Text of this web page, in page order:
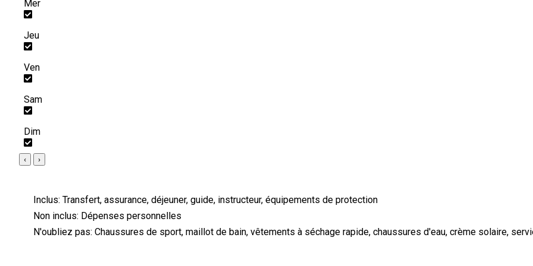
Mer
Jeu
Ven
Sam
Dim
‹ ›
Inclus: Transfert, assurance, déjeuner, guide, instructeur, équipements de protection
Non inclus: Dépenses personnelles
N'oubliez pas: Chaussures de sport, maillot de bain, vêtements à séchage rapide, chaussures d'eau, crème solaire,